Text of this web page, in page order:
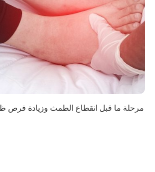
مرحلة ما قبل انقطاع الطمث وزيادة فرص